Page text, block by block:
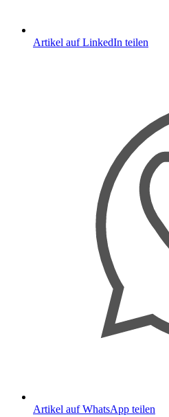
Artikel auf LinkedIn teilen
Artikel auf WhatsApp teilen